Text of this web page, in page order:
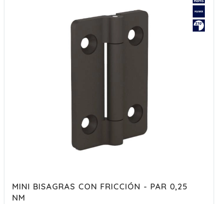
MINI BISAGRAS CON FRICCIÓN - PAR 0,25
NM